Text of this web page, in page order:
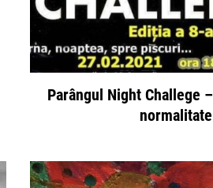
Parângul Night Challege
normalitate